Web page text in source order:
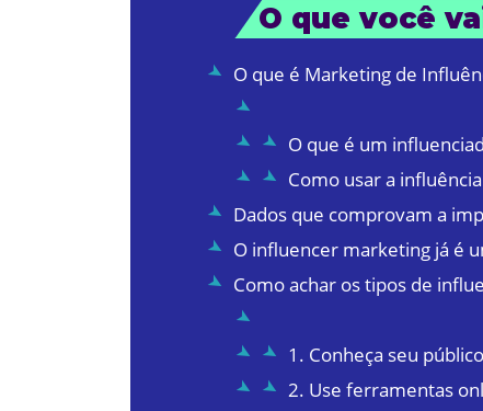
O que você
O que é Marketing de
O que é um
Como usar a
Dados que comprovam a
O influencer marketing já é
Como achar os tipos de
1. Conheça seu público
2. Use ferramentas